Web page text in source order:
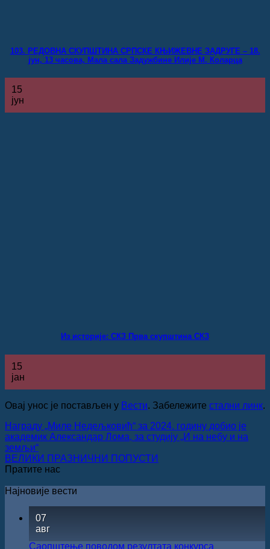
103. РЕДОВНА СКУПШТИНА СРПСКЕ КЊИЖЕВНЕ ЗАДРУГЕ – 18.
јун, 13 часова, Мала сала Задужбине Илије М. Коларца
15
јун
Из историје: СКЗ Прва скупштина СКЗ
15
јан
Овај унос је постављен у Вести. Забележите стални линк.
Награду „Миле Недељковић“ за 2024. годину добио је
академик Александар Лома, за студију „И на небу и на
земљи“
ВЕЛИКИ ПРАЗНИЧНИ ПОПУСТИ
Пратите нас
Најновије вести
07
авг
Саопштење поводом резултата конкурса